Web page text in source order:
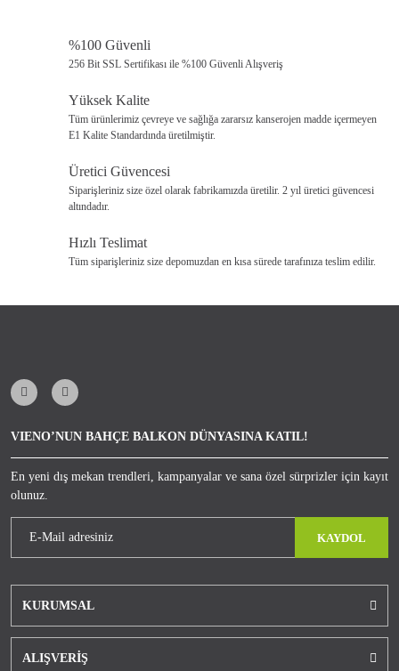
Derinlik:130.
· Ürün minderlidir. Yastıklar görsel amaçlıdır.
·Ürün demontedir.Kurulum müşteriye aittir. Montajı yapılan
ürünlerin iadesi yapılmamaktadır.
· Fotoğraf çekimi kaynaklı ürünlerde az da olsa renk
farklılıkları olabilir.
Ürün resmi kalitesiz, bozuk veya görüntülenemiyor.
Ürün fiyatı diğer sitelerden daha pahalı.
Bu ürüne benzer farklı alternatifler olmalı.
%100 Güvenli
256 Bit SSL Sertifikası ile %100 Güvenli Alışveriş
Yüksek Kalite
Tüm ürünlerimiz çevreye ve sağlığa zararsız kanserojen madde içermeyen
E1 Kalite Standardında üretilmiştir.
Üretici Güvencesi
Siparişleriniz size özel olarak fabrikamızda üretilir. 2 yıl üretici güvencesi
altındadır.
Hızlı Teslimat
Tüm siparişleriniz size depomuzdan en kısa sürede tarafınıza teslim edilir.
VIENO’NUN BAHÇE BALKON DÜNYASINA KATIL!
En yeni dış mekan trendleri, kampanyalar ve sana özel sürprizler için kayıt
olunuz.
KAYDOL
KURUMSAL
ALIŞVERİŞ